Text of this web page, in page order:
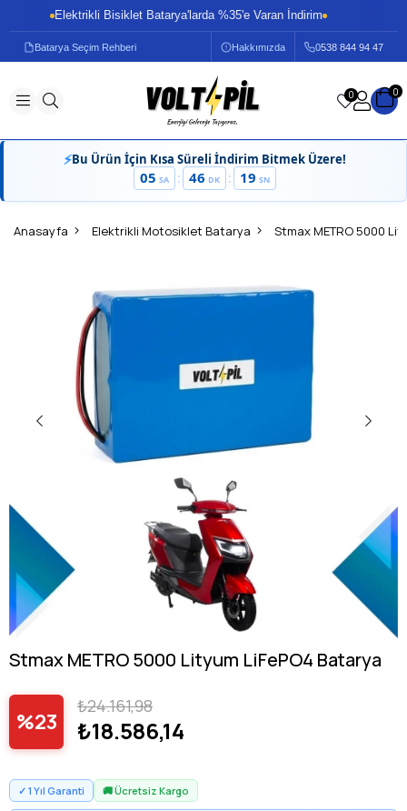
Elektrikli Bisiklet Batarya'larda %35'e Varan İndirim
Batarya Seçim Rehberi Hakkımızda 0538 844 94 47
0 0
⚡Bu Ürün İçin Kısa Süreli İndirim Bitmek Üzere!
05 SA : 46 DK : 19 SN
Anasayfa Elektrikli Motosiklet Batarya Stmax METRO 5000
Stmax METRO 5000 Lityum LiFePO4 Batarya
23
₺24.161,98
₺18.586,14
✓ 1 Yıl Garanti 🚚 Ücretsiz Kargo